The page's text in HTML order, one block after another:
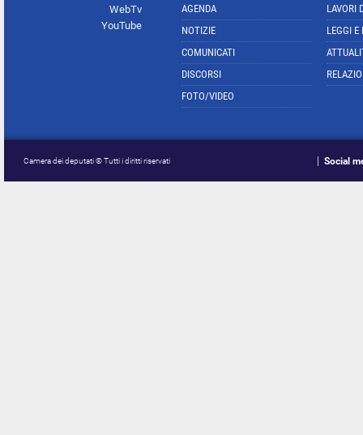
WebTv
YouTube
AGENDA
NOTIZIE
COMUNICATI
DISCORSI
FOTO/VIDEO
LAVORI
LEGGI E
Camera dei deputati © Tutti i diritti riservati Social